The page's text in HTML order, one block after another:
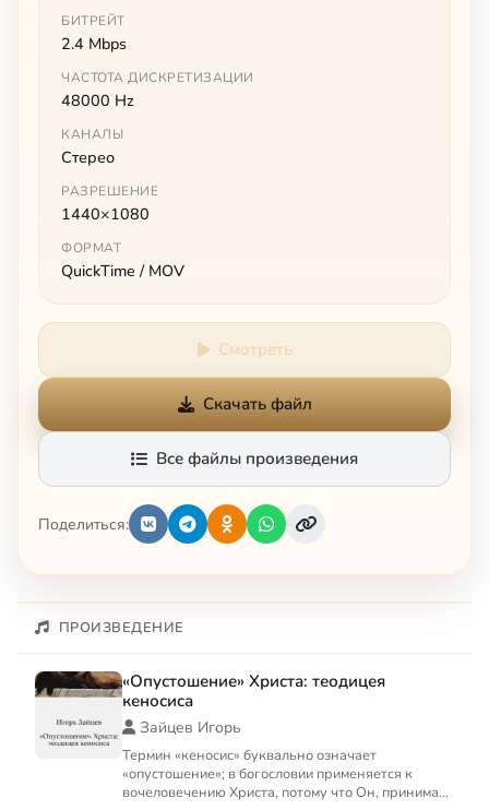
БИТРЕЙТ
2.4 Mbps
ЧАСТОТА ДИСКРЕТИЗАЦИИ
48000 Hz
КАНАЛЫ
Стерео
РАЗРЕШЕНИЕ
1440×1080
ФОРМАТ
QuickTime / MOV
Смотреть
Скачать файл
Все файлы произведения
Поделиться:
ПРОИЗВЕДЕНИЕ
«Опустошение» Христа: теодицея
кеносиса
Зайцев Игорь
Термин «кеносис» буквально означает
«опустошение»; в богословии применяется к
вочеловечению Христа, потому что Он, принимая